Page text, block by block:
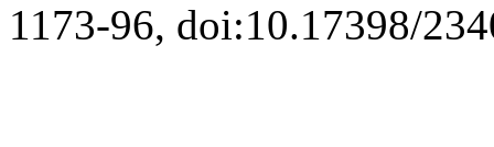
1173-96, doi:10.17398/